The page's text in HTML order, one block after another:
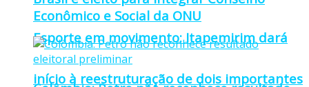
Esporte em movimento: Itapemirim dará
início à reestruturação de dois importantes
Econômico e Social da ONU